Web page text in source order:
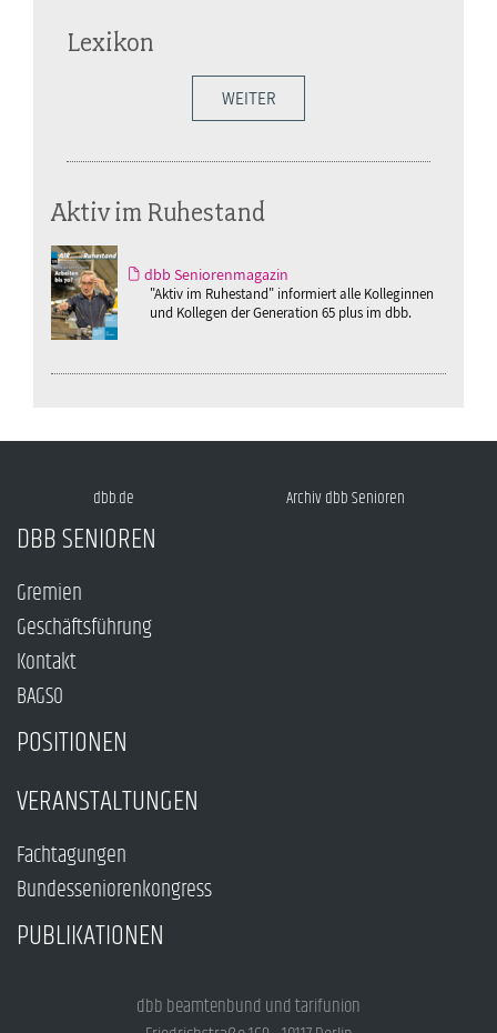
Lexikon
WEITER
Aktiv im Ruhestand
dbb Seniorenmagazin
"Aktiv im Ruhestand" informiert alle Kolleginnen
und Kollegen der Generation 65 plus im dbb.
dbb.de Archiv dbb Senioren
DBB SENIOREN
Gremien
Geschäftsführung
Kontakt
BAGSO
POSITIONEN
VERANSTALTUNGEN
Fachtagungen
Bundesseniorenkongress
PUBLIKATIONEN
dbb beamtenbund und tarifunion